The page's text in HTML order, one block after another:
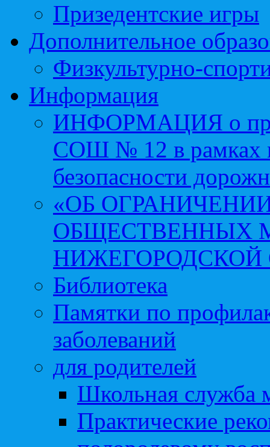
Призедентские игры
Дополнительное
Физкультурно-
Информация
ИНФОРМАЦИЯ о
СОШ № 12 в рамках
безопасности
«ОБ
ОБЩЕСТВЕННЫХ
НИЖЕГОРОДСКОЙ
Библиотека
Памятки по
заболеваний
для родителей
Школьная служба
Практические